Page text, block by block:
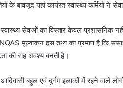
के बावजूद यहां कार्यरत स्वास्थ्य कर्मियों ने
सेवाओं का विस्तार केवल प्रशासनिक
मूल्यांकन इस तथ्य का प्रमाण है कि
की राह अवश्य बनती है।
बहुल एवं दुर्गम इलाकों में रहने वाले